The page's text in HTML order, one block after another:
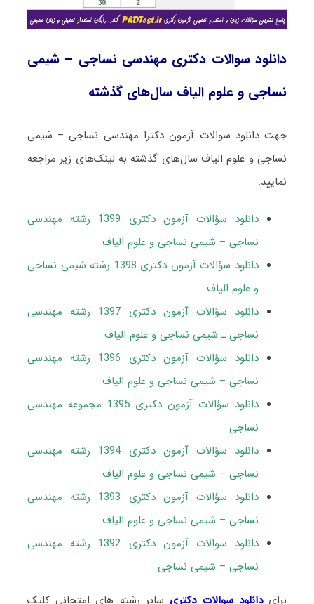
دانلود سوالات دکتری مهندسی نساجی – شیمی
نساجی و علوم الیاف سال‌های گذشته
جهت دانلود سوالات آزمون دکترا مهندسی نساجی – شیمی
نساجی و علوم الیاف سال‌های گذشته به لینک‌های زیر مراجعه
نمایید.
دانلود سؤالات آزمون دکتری 1399 رشته مهندسی
نساجی – شیمی نساجی و علوم الیاف
دانلود سؤالات آزمون دکتری 1398 رشته شیمی نساجی
و علوم الیاف
دانلود سؤالات آزمون دکتری 1397 رشته مهندسی
نساجی ـ شیمی نساجی و علوم الیاف
دانلود سؤالات آزمون دکتری 1396 رشته مهندسی
نساجی – شیمی نساجی و علوم الیاف
دانلود سؤالات آزمون دکتری 1395 مجموعه مهندسی
نساجی
دانلود سؤالات آزمون دکتری 1394 رشته مهندسی
نساجی – شیمی نساجی و علوم الیاف
دانلود سؤالات آزمون دکتری 1393 رشته مهندسی
نساجی – شیمی نساجی و علوم الیاف
دانلود سوالات آزمون دکتری 1392 رشته مهندسی
نساجی – شیمی نساجی
برایدانلود سوالات دکتری سایر رشته های امتحانی کلیک